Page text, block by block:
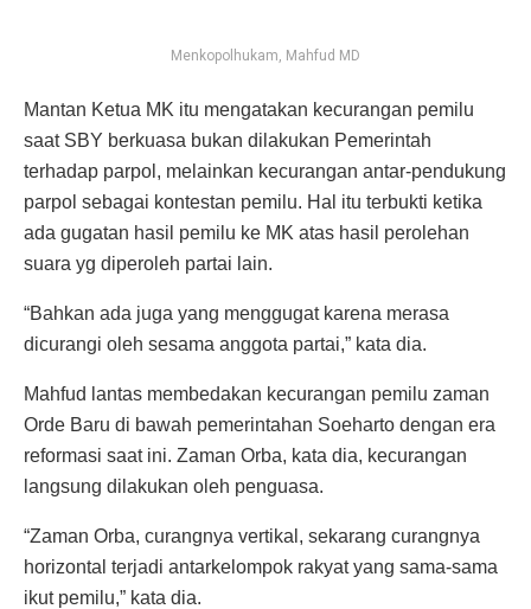
Menkopolhukam, Mahfud MD
Mantan Ketua MK itu mengatakan kecurangan pemilu
saat SBY berkuasa bukan dilakukan Pemerintah
terhadap parpol, melainkan kecurangan antar-pendukung
parpol sebagai kontestan pemilu. Hal itu terbukti ketika
ada gugatan hasil pemilu ke MK atas hasil perolehan
suara yg diperoleh partai lain.
“Bahkan ada juga yang menggugat karena merasa
dicurangi oleh sesama anggota partai,” kata dia.
Mahfud lantas membedakan kecurangan pemilu zaman
Orde Baru di bawah pemerintahan Soeharto dengan era
reformasi saat ini. Zaman Orba, kata dia, kecurangan
langsung dilakukan oleh penguasa.
“Zaman Orba, curangnya vertikal, sekarang curangnya
horizontal terjadi antarkelompok rakyat yang sama-sama
ikut pemilu,” kata dia.